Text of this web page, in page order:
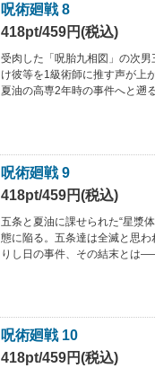
呪術廻戦 8
418pt/459円(税込)
受肉した「呪胎九相図」の次
け彼等を1級術師に推す声が
夏油の高専2年時の事件へと遡
呪術廻戦 9
418pt/459円(税込)
五条と夏油に課せられた“星漿
態に陥る。五条達は全滅と思
りし日の事件、その結末とは
呪術廻戦 10
418pt/459円(税込)